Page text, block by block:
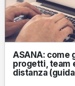
ASANA: come
progetti, team
distanza